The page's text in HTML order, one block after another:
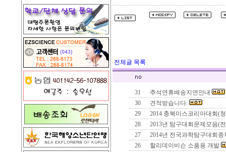
전체글 목록
31
추석연휴배송지연안내
30
견적받습니다.
29
2014 충북미스코리아대회(
28
2013년 탐구대회문제모음(
27
2014년 전국과학탐구대회
26
할리데이비슨 소품용 개발